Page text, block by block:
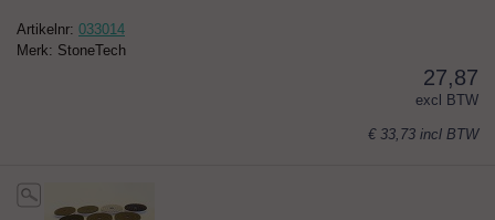
Artikelnr: 033014
Merk: StoneTech
27,87
excl BTW
€ 33,73 incl BTW